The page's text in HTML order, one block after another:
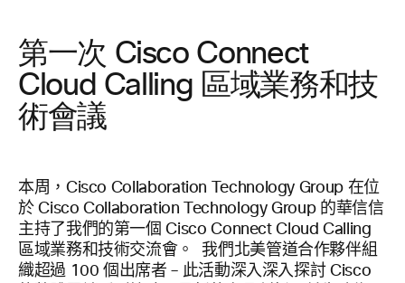
第一次 Cisco Connect
Cloud Calling 區域業務和技
術會議
本周，Cisco Collaboration Technology Group 在位
於 Cisco Collaboration Technology Group 的華信信
主持了我們的第一個 Cisco Connect Cloud Calling
區域業務和技術交流會。 我們北美管道合作夥伴組
織超過 100 個出席者 – 此活動深入深入探討 Cisco